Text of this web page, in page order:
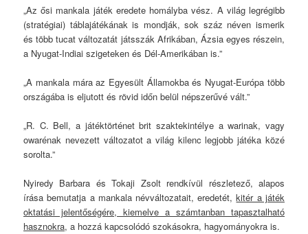
„Az ősi mankala játék eredete homályba vész. A világ legrégibb
(stratégiai) táblajátékának is mondják, sok száz néven ismerik
és több tucat változatát játsszák Afrikában, Ázsia egyes részein,
a Nyugat-Indiai szigeteken és Dél-Amerikában is.”
„A mankala mára az Egyesült Államokba és Nyugat-Európa több
országába is eljutott és rövid időn belül népszerűvé vált.”
„R. C. Bell, a játéktörténet brit szaktekintélye a warinak, vagy
owarénak nevezett változatot a világ kilenc legjobb játéka közé
sorolta.”
Nyiredy Barbara és Tokaji Zsolt rendkívül részletező, alapos
írása bemutatja a mankala névváltozatait, eredetét,kitér a játék
oktatási jelentőségére, kiemelve a számtanban tapasztalható
hasznokra, a hozzá kapcsolódó szokásokra, hagyományokra is.